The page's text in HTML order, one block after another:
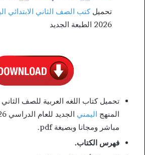
تحميلكتب الصف الثاني الابتدائي
2026 الطبعة الجديد
تحميل كتاب اللغه العربية للصف الثاني
المنهج اليمني
مباشر ومجانا وبصيغة pdf.
فهرس الكتاب.